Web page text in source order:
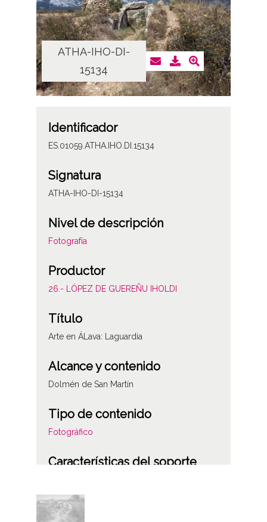
ATHA-IHO-DI-
15134
Identificador
ES.01059.ATHA.IHO.DI.15134
Signatura
ATHA-IHO-DI-15134
Nivel de descripción
Fotografía
Productor
26.- LÓPEZ DE GUEREÑU IHOLDI
Título
Arte en ÁLava: Laguardia
Alcance y contenido
Dolmén de San Martín
Tipo de contenido
Fotográfico
Características del soporte
Fecha